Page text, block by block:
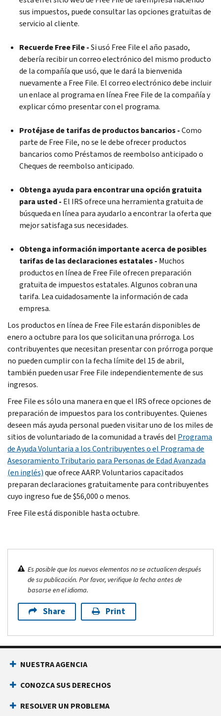
sus impuestos, puede consultar las opciones gratuitas de
servicio al cliente.
RecuerdeFree File-Si usó Free Fileel año pasado,
debería recibir un correo electrónico del mismo producto
de la compañía que usó, que le dará la bienvenida
nuevamente a Free File. El correo electrónico debe incluir
un enlace al programa en línea Free Filede la compañía y
explicar cómo presentar con el programa.
Protéjasede tarifas de productos bancarios -Como
parte de Free File, no se le debe ofrecer productos
bancarios como Préstamos de reembolso anticipado o
Cheques de reembolso anticipado.
Obtenga ayuda para encontrar una opción gratuita
para usted - El IRS ofrece una herramienta gratuita de
búsqueda en línea para ayudarlo a encontrar la oferta que
mejor satisfaga sus necesidades.
Obtenga información importante acerca de posibles
tarifas de las declaraciones estatales - Muchos
productos en línea de Free Fileofrecen preparación
gratuita de impuestos estatales. Algunos cobran una
tarifa. Lea cuidadosamente la información de cada
empresa.
Los productos en línea de Free Fileestarán disponibles de
enero a octubre para los que solicitan una prórroga. Los
contribuyentes que necesitan presentar con prórroga porque
no pueden cumplir con la fecha límite del 15 de abril,
también pueden usarFree File independientemente de sus
ingresos.
Free Filees sólo una manera en que el IRS ofrece opciones de
preparación de impuestos para los contribuyentes. Quienes
deseen más ayuda personal pueden visitar uno de los miles de
sitios de voluntariado de la comunidad a través del Programa
de Ayuda Voluntaria a los Contribuyentes o el Programa de
Asesoramiento Tributario para Personas de Edad Avanzada
(en inglés)que ofrece AARP. Voluntarios capacitados
preparan declaraciones gratuitamente para contribuyentes
cuyo ingreso fue de $56,000 o menos.
Free Fileestá disponible hasta octubre.
Es posible que los nuevos elementos no se actualicen después
de su publicación. Por favor, verifique la fecha antes de
basarse en el idioma.
Share Print
NUESTRA AGENCIA
CONOZCA SUS DERECHOS
RESOLVER UN PROBLEMA